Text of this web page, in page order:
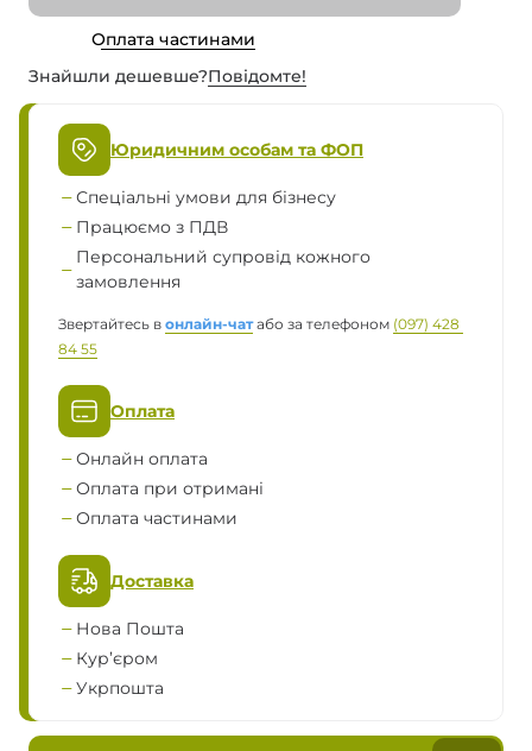
Оплата частинами
Знайшли дешевше?Повiдомте!
Юридичним особам та ФОП
Спеціальні умови для бізнесу
Працюємо з ПДВ
Персональний супровід кожного
замовлення
Звертайтесь в онлайн-чат або за телефоном (097) 428
84 55
Оплата
Онлайн оплата
Оплата при отримані
Оплата частинами
Доставка
Нова Пошта
Кур’єром
Укрпошта